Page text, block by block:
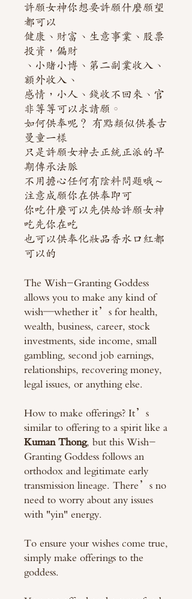
許願女神你想要許願什麼願望
都可以
健康、財富、生意事業、股票
投資，偏財
、小賭小博、第二副業收入、
額外收入、
感情，小人、錢收不回來、官
非等等可以求請願。
如何供奉呢？ 有點類似供養古
曼童一樣
只是許願女神去正統正派的早
期傳承法脈
不用擔心任何有陰料問題哦～
注意成願你在供奉即可
你吃什麼可以先供給許願女神
吃先你在吃
也可以供奉化妝品香水口紅都
可以的
The Wish-Granting Goddess
allows you to make any kind of
wish—whether it’s for health,
wealth, business, career, stock
investments, side income, small
gambling, second job earnings,
relationships, recovering money,
legal issues, or anything else.
How to make offerings? It’s
similar to offering to a spirit like a
Kuman Thong, but this Wish-
Granting Goddess follows an
orthodox and legitimate early
transmission lineage. There’s no
need to worry about any issues
with "yin" energy.
To ensure your wishes come true,
simply make offerings to the
goddess.